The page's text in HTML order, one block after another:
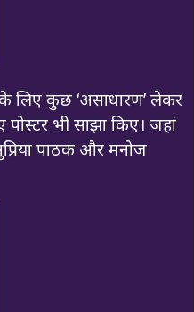
लिए कुछ ‘असाधारण’ लेकर
भी साझा किए। जहां
पाठक और मनोज